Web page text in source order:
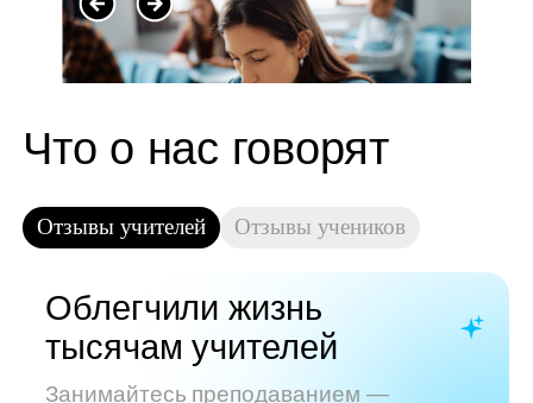
Показать все отзывы
Часто задаваемые
вопросы